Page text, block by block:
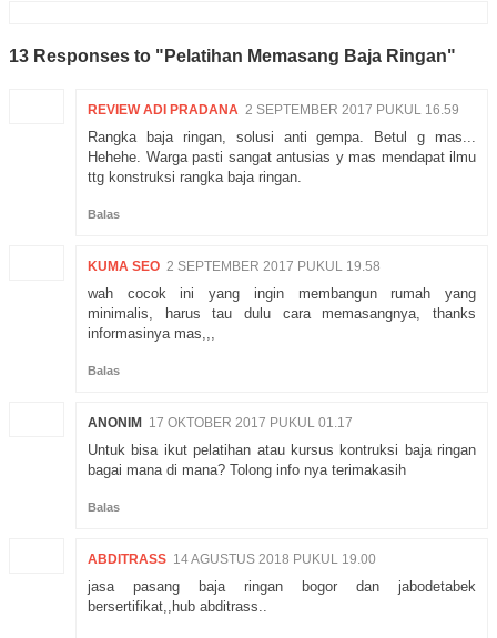
13 Responses to "Pelatihan Memasang Baja Ringan"
REVIEW ADI PRADANA 2 SEPTEMBER 2017 PUKUL 16.59
Rangka baja ringan, solusi anti gempa. Betul g mas...
Hehehe. Warga pasti sangat antusias y mas mendapat ilmu
ttg konstruksi rangka baja ringan.
Balas
KUMA SEO 2 SEPTEMBER 2017 PUKUL 19.58
wah cocok ini yang ingin membangun rumah yang
minimalis, harus tau dulu cara memasangnya, thanks
informasinya mas,,,
Balas
ANONIM 17 OKTOBER 2017 PUKUL 01.17
Untuk bisa ikut pelatihan atau kursus kontruksi baja ringan
bagai mana di mana? Tolong info nya terimakasih
Balas
ABDITRASS 14 AGUSTUS 2018 PUKUL 19.00
jasa pasang baja ringan bogor dan jabodetabek
bersertifikat,,hub abditrass..